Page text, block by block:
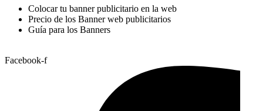
Colocar tu banner publicitario en la web
Precio de los Banner web publicitarios
Guía para los Banners
Facebook-f